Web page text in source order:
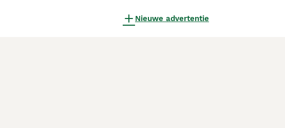
Nieuwe advertentie